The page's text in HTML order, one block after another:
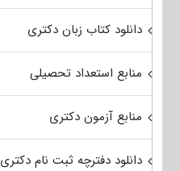
دانلود کتاب زبان دکتری
منابع استعداد تحصیلی
منابع آزمون دکتری
دانلود دفترچه ثبت نام دکتری